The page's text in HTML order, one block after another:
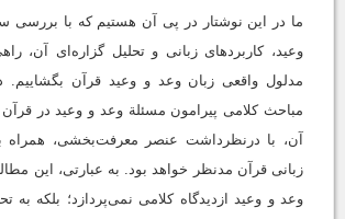
ما در این نوشتار در پی آن هستیم که با بررسی
وعید، کاربردهای زبانی و تحلیل گزاره‌ای
مدلول واقعی زبان وعد و وعید قرآن بگشاییم.
مباحث کلامی پیرامون مسئلة وعد و وعید در
آن، با درنظرداشت عنصر معرفت‌بخشی، همراه
زبانی قرآن مدنظر خواهد بود. به عبارتی، این
وعد و وعید ازدیدگاه کلامی نمی‌پردازد؛ بلکه به